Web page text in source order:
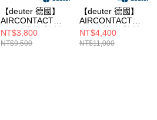
【deuter 德國】
AIRCONTACT
CORE拔熱式透氣
背包
50+10L(3350322
NT$3,800
NT$9,500
【deuter 德國】
AIRCONTACT
CORE拔熱式透氣
背包
60+10L(3350522
NT$4,400
NT$11,000